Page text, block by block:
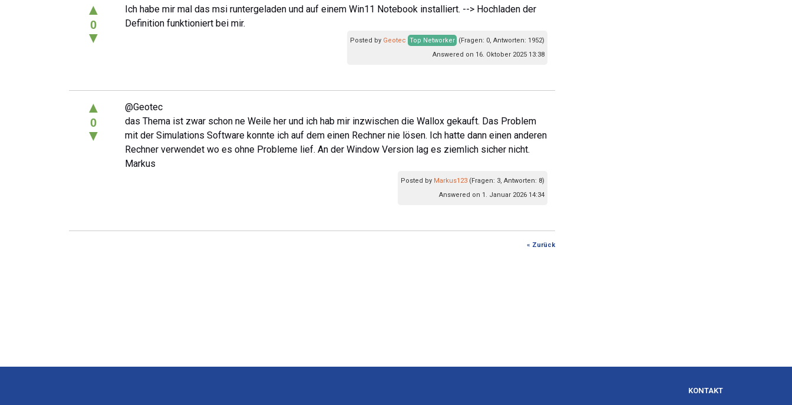
▲
0
▼
Ich habe mir mal das msi runtergeladen und auf einem Win11 Notebook installiert. --> Hochladen der
Definition funktioniert bei mir.
Posted by Geotec Top Networker (Fragen: 0, Antworten: 1952)
Answered on 16. Oktober 2025 13:38
▲
0
▼
@Geotec
das Thema ist zwar schon ne Weile her und ich hab mir inzwischen die Wallox gekauft. Das Problem
mit der Simulations Software konnte ich auf dem einen Rechner nie lösen. Ich hatte dann einen anderen
Rechner verwendet wo es ohne Probleme lief. An der Window Version lag es ziemlich sicher nicht.
Markus
Posted by Markus123 (Fragen: 3, Antworten: 8)
Answered on 1. Januar 2026 14:34
« Zurück
KONTAKT